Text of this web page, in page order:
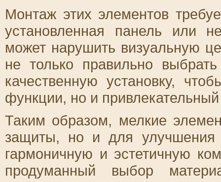
Монтаж этих элементов
установленная панель или
может нарушить визуальную
не только правильно
качественную установку,
функции, но и
Таким образом, мелкие
защиты, но и для улучшения
гармоничную и эстетичную
продуманный выбор